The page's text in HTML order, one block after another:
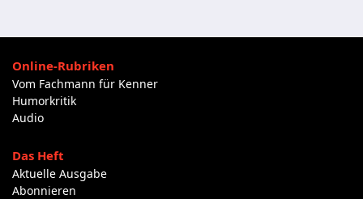
Online-Rubriken
Vom Fachmann für Kenner
Humorkritik
Audio
Das Heft
Aktuelle Ausgabe
Abonnieren